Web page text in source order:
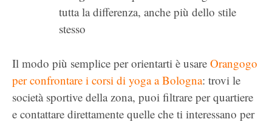
tutta la differenza, anche più dello stile
stesso
Il modo più semplice per orientarti è usare Orangogo
per confrontare i corsi di yoga a Bologna: trovi le
società sportive della zona, puoi filtrare per quartiere
e contattare direttamente quelle che ti interessano per